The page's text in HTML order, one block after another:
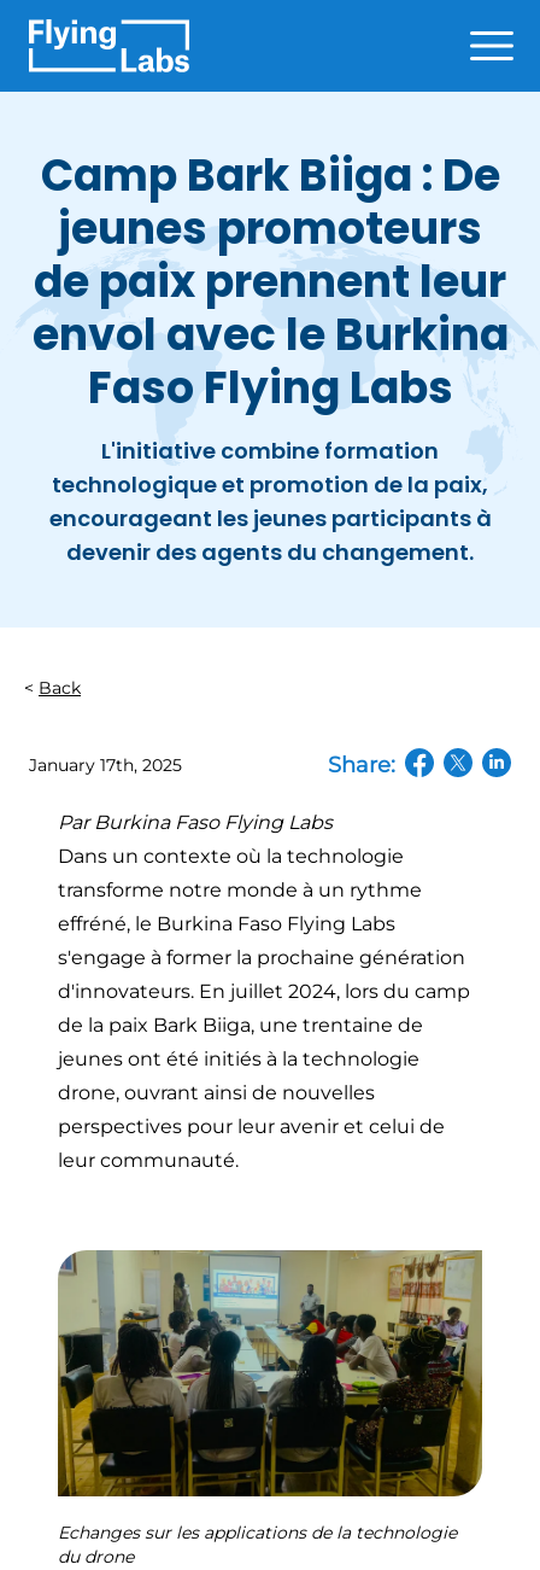
Camp Bark Biiga : De
jeunes promoteurs
de paix prennent leur
envol avec le Burkina
Faso Flying Labs
L'initiative combine formation
technologique et promotion de la paix,
encourageant les jeunes participants à
devenir des agents du changement.
Back
January 17th, 2025 Share:
Par Burkina Faso Flying Labs
Dans un contexte où la technologie
transforme notre monde à un rythme
effréné, le Burkina Faso Flying Labs
s'engage à former la prochaine génération
d'innovateurs. En juillet 2024, lors du camp
de la paix Bark Biiga, une trentaine de
jeunes ont été initiés à la technologie
drone, ouvrant ainsi de nouvelles
perspectives pour leur avenir et celui de
leur communauté.
Echanges sur les applications de la technologie
du drone